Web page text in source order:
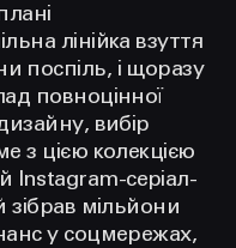
лінійка взуття
поспіль, і щоразу
повноцінної
вибір
з цією колекцією
Instagram-серіал-
зібрав мільйони
у соцмережах,